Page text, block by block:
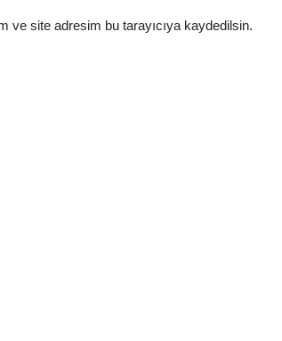
ve site adresim bu tarayıcıya kaydedilsin.